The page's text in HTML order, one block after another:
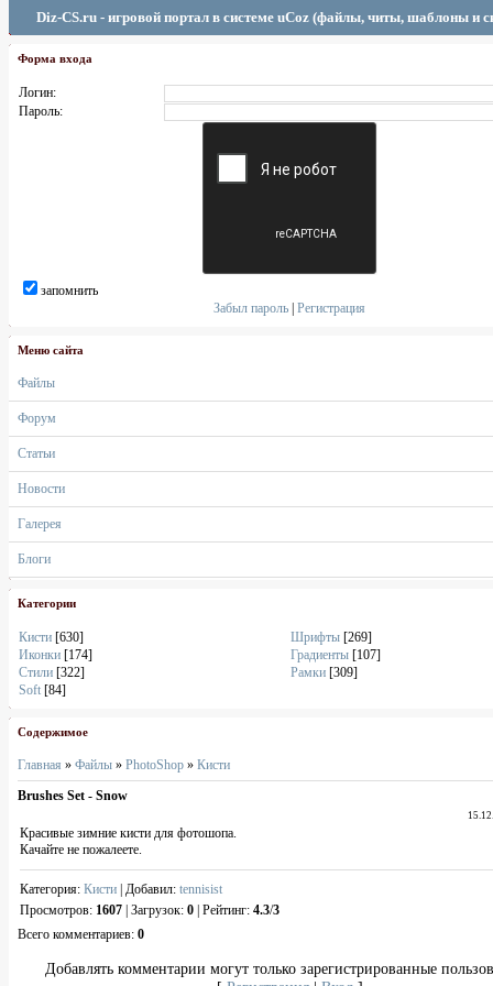
Diz-CS.ru - игровой портал в системе uCoz (файлы, читы, шаблоны и
Форма входа
Логин:
Пароль:
запомнить
Забыл пароль |Регистрация
Меню сайта
Файлы
Форум
Статьи
Новости
Галерея
Блоги
Категории
Кисти [630] Шрифты [269]
Иконки [174] Градиенты [107]
Стили [322] Рамки [309]
Soft [84]
Содержимое
Главная » Файлы » PhotoShop » Кисти
Brushes Set - Snow
Красивые зимние кисти для фотошопа.
Качайте не пожалеете.
Категория: Кисти Добавил: tennisist
Просмотров: 1607 Загрузок: 0 Рейтинг: 4.3/3
Всего комментариев: 0
Добавлять комментарии могут только зарегистрированные